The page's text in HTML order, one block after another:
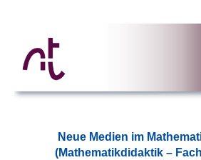
Neue Medien im
(Mathematikdidaktik –